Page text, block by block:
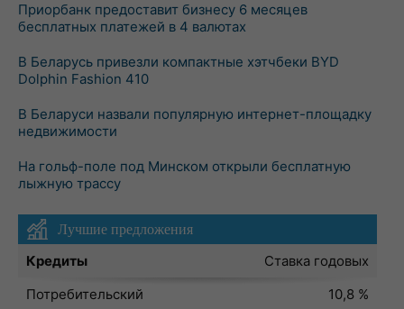
Приорбанк предоставит бизнесу 6 месяцев
бесплатных платежей в 4 валютах
В Беларусь привезли компактные хэтчбеки BYD
Dolphin Fashion 410
В Беларуси назвали популярную интернет-площадку
недвижимости
На гольф-поле под Минском открыли бесплатную
лыжную трассу
Лучшие предложения
Кредиты
Ставка годовых
Потребительский
10,8 %